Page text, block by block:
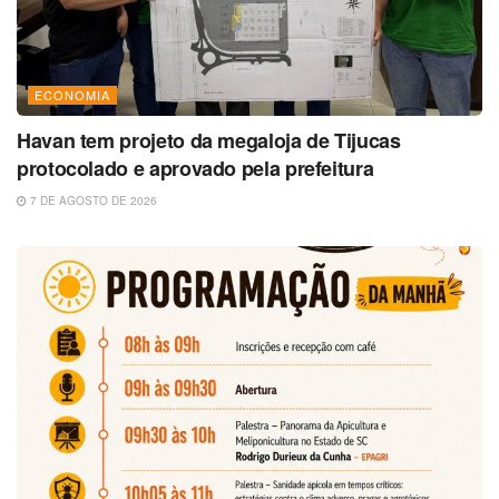
ECONOMIA
Havan tem projeto da megaloja de Tijucas
protocolado e aprovado pela prefeitura
7 DE AGOSTO DE 2026